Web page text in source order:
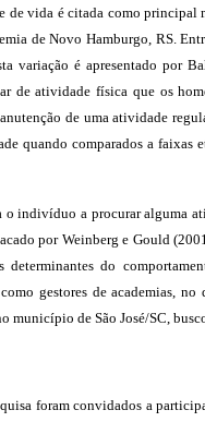
vida é citada como
de Novo Hamburgo, RS.
variação é apresentado por
de atividade física que os
de uma atividade
quando comparados a faixas
indivíduo a procurar alguma
por Weinberg e Gould
determinantes do
gestores de academias,
município de São José/SC,
foram convidados a